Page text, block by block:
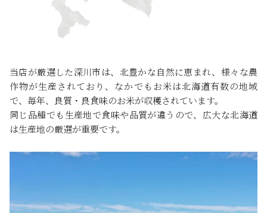
当店が厳選した深川市は、北豊かな自然に恵まれ、様々な農
作物が生産されており、なかでもお米は北海道有数の地域
で、毎年、良質・良食味のお米が収穫されています。
同じ品種でも生産地で食味や品質が違うので、広大な北海道
は生産地の厳選が重要です。